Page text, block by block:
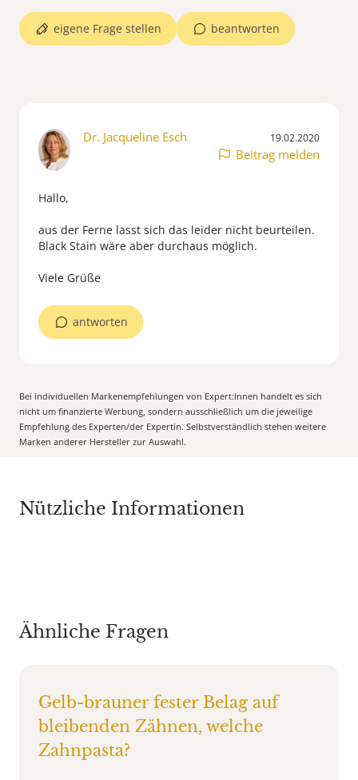
beantworten
eigene Frage stellen
Dr. Jacqueline Esch 19.02.2020
Beitrag melden
Hallo,
aus der Ferne lasst sich das leider nicht beurteilen.
Black Stain wäre aber durchaus möglich.
Viele Grüße
antworten
Bei individuellen Markenempfehlungen von Expert:Innen handelt es sich
nicht um finanzierte Werbung, sondern ausschließlich um die jeweilige
Empfehlung des Experten/der Expertin. Selbstverständlich stehen weitere
Marken anderer Hersteller zur Auswahl.
Nützliche Informationen
Ähnliche Fragen
Gelb-brauner fester Belag auf
bleibenden Zähnen, welche
Zahnpasta?